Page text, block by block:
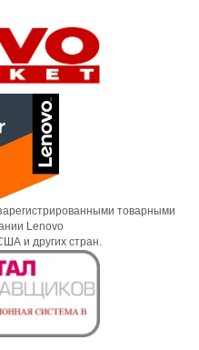
товарными
Lenovo
и других стран.